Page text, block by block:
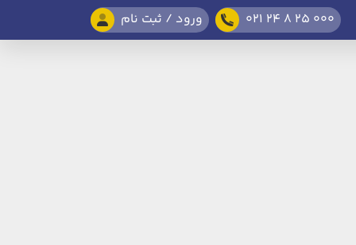
021 24 8 25 000 ورود / ثبت نام